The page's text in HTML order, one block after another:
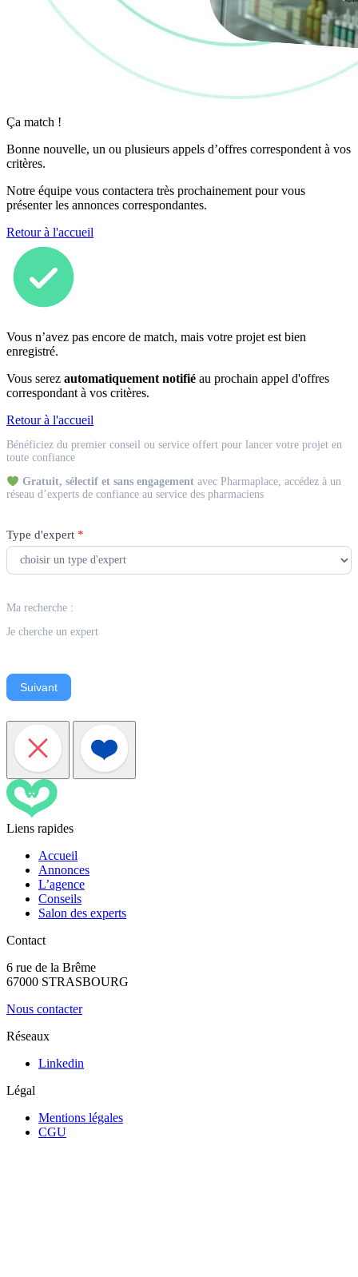
Ça match !
Bonne nouvelle, un ou plusieurs appels d’offres correspondent à vos
critères.
Notre équipe vous contactera très prochainement pour vous
présenter les annonces correspondantes.
Retour à l'accueil
Vous n’avez pas encore de match, mais votre projet est bien
enregistré.
Vous serez automatiquement notifié au prochain appel d'offres
correspondant à vos critères.
Retour à l'accueil
Expert
Bénéficiez du premier conseil ou service offert pour lancer votre projet en
toute confiance
Gratuit, sélectif et sans engagementavec Pharmaplace, accédez à un
réseau d’experts de confiance au service des pharmaciens
Type d'expert *
Ma recherche :
Je cherche un expert
Suivant
Liens rapides
Accueil
Annonces
L’agence
Conseils
Salon des experts
Contact
6 rue de la Brême
67000 STRASBOURG
Nous contacter
Réseaux
Linkedin
Légal
Mentions légales
CGU